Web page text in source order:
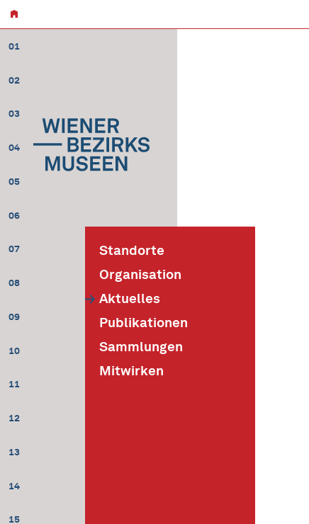
01
02
03
04
05
06
07
08
09
10
11
12
13
14
15
Standorte
Organisation
Aktuelles
Publikationen
Sammlungen
Mitwirken